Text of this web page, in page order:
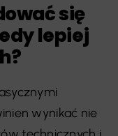
się
lepiej
wynikać nie